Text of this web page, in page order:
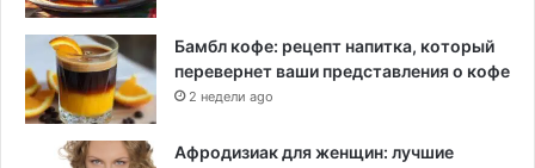
Бамбл кофе: рецепт напитка, который
перевернет ваши представления о кофе
2 недели ago
Афродизиак для женщин: лучшие